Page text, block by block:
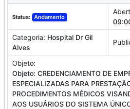
Status: Andamento
Categoria: Hospital Dr Gil
Alves
Objeto:
Objeto: CREDENCIAMENTO DE
ESPECIALIZADAS PARA
PROCEDIMENTOS MÉDICOS
AOS USUÁRIOS DO SISTEMA